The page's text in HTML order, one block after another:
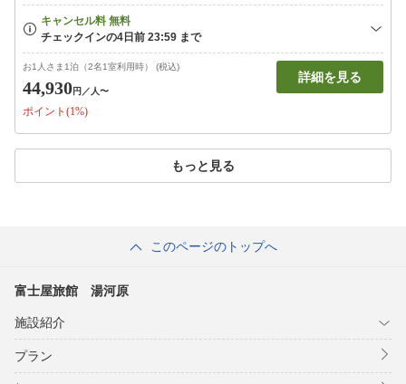
お1人さま1泊（2名1室利用時） (税込)
44,930円 ／人〜
ポイント(1%)
詳細を見る
もっと見る
このページのトップへ
富士屋旅館 湯河原
施設紹介
プラン